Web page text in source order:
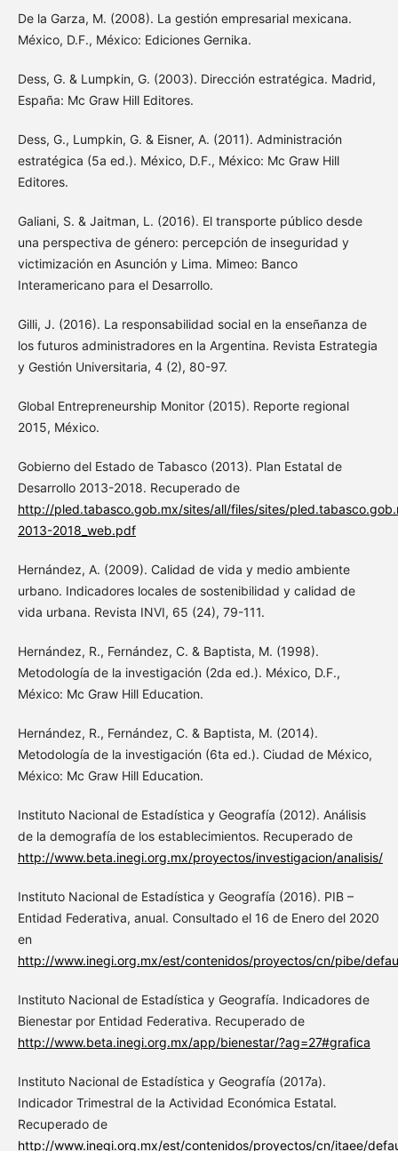
De la Garza, M. (2008). La gestión empresarial mexicana.
México, D.F., México: Ediciones Gernika.
Dess, G. & Lumpkin, G. (2003). Dirección estratégica. Madrid,
España: Mc Graw Hill Editores.
Dess, G., Lumpkin, G. & Eisner, A. (2011). Administración
estratégica (5a ed.). México, D.F., México: Mc Graw Hill
Editores.
Galiani, S. & Jaitman, L. (2016). El transporte público desde
una perspectiva de género: percepción de inseguridad y
victimización en Asunción y Lima. Mimeo: Banco
Interamericano para el Desarrollo.
Gilli, J. (2016). La responsabilidad social en la enseñanza de
los futuros administradores en la Argentina. Revista Estrategia
y Gestión Universitaria, 4 (2), 80-97.
Global Entrepreneurship Monitor (2015). Reporte regional
2015, México.
Gobierno del Estado de Tabasco (2013). Plan Estatal de
Desarrollo 2013-2018. Recuperado de
http://pled.tabasco.gob.mx/sites/all/files/sites/
2013-2018_web.pdf
Hernández, A. (2009). Calidad de vida y medio ambiente
urbano. Indicadores locales de sostenibilidad y calidad de
vida urbana. Revista INVI, 65 (24), 79-111.
Hernández, R., Fernández, C. & Baptista, M. (1998).
Metodología de la investigación (2da ed.). México, D.F.,
México: Mc Graw Hill Education.
Hernández, R., Fernández, C. & Baptista, M. (2014).
Metodología de la investigación (6ta ed.). Ciudad de México,
México: Mc Graw Hill Education.
Instituto Nacional de Estadística y Geografía (2012). Análisis
de la demografía de los establecimientos. Recuperado de
http://www.beta.inegi.org.mx/proyectos/investigacion/analisis/
Instituto Nacional de Estadística y Geografía (2016). PIB –
Entidad Federativa, anual. Consultado el 16 de Enero del 2020
en
http://www.inegi.org.mx/est/contenidos/proyectos/cn/pibe/
Instituto Nacional de Estadística y Geografía. Indicadores de
Bienestar por Entidad Federativa. Recuperado de
http://www.beta.inegi.org.mx/app/bienestar/?ag=27#grafica
Instituto Nacional de Estadística y Geografía (2017a).
Indicador Trimestral de la Actividad Económica Estatal.
Recuperado de
http://www.inegi.org.mx/est/contenidos/proyectos/cn/itaee/